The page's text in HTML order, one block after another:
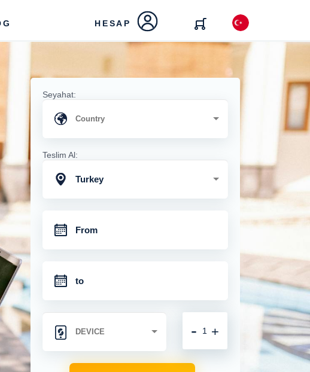
HESAP
Seyahat:
Teslim Al:
Turkey
+
-